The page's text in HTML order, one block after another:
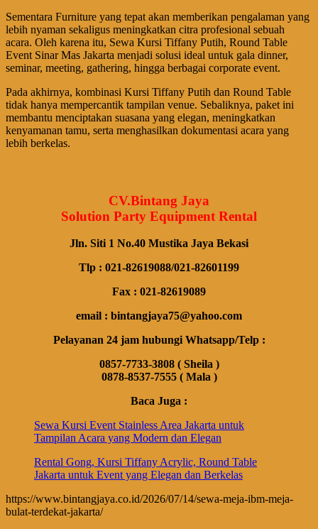
Sementara Furniture yang tepat akan memberikan pengalaman yang
lebih nyaman sekaligus meningkatkan citra profesional sebuah
acara. Oleh karena itu, Sewa Kursi Tiffany Putih, Round Table
Event Sinar Mas Jakarta menjadi solusi ideal untuk gala dinner,
seminar, meeting, gathering, hingga berbagai corporate event.
Pada akhirnya, kombinasi Kursi Tiffany Putih dan Round Table
tidak hanya mempercantik tampilan venue. Sebaliknya, paket ini
membantu menciptakan suasana yang elegan, meningkatkan
kenyamanan tamu, serta menghasilkan dokumentasi acara yang
lebih berkelas.
CV.Bintang Jaya
Solution Party Equipment Rental
Jln. Siti 1 No.40 Mustika Jaya Bekasi
Tlp : 021-82619088/021-82601199
Fax : 021-82619089
email : bintangjaya75@yahoo.com
Pelayanan 24 jam hubungi Whatsapp/Telp :
0857-7733-3808 ( Sheila )
0878-8537-7555 ( Mala )
Baca Juga :
Sewa Kursi Event Stainless Area Jakarta untuk
Tampilan Acara yang Modern dan Elegan
Rental Gong, Kursi Tiffany Acrylic, Round Table
Jakarta untuk Event yang Elegan dan Berkelas
https://www.bintangjaya.co.id/2026/07/14/sewa-meja-ibm-meja-
bulat-terdekat-jakarta/